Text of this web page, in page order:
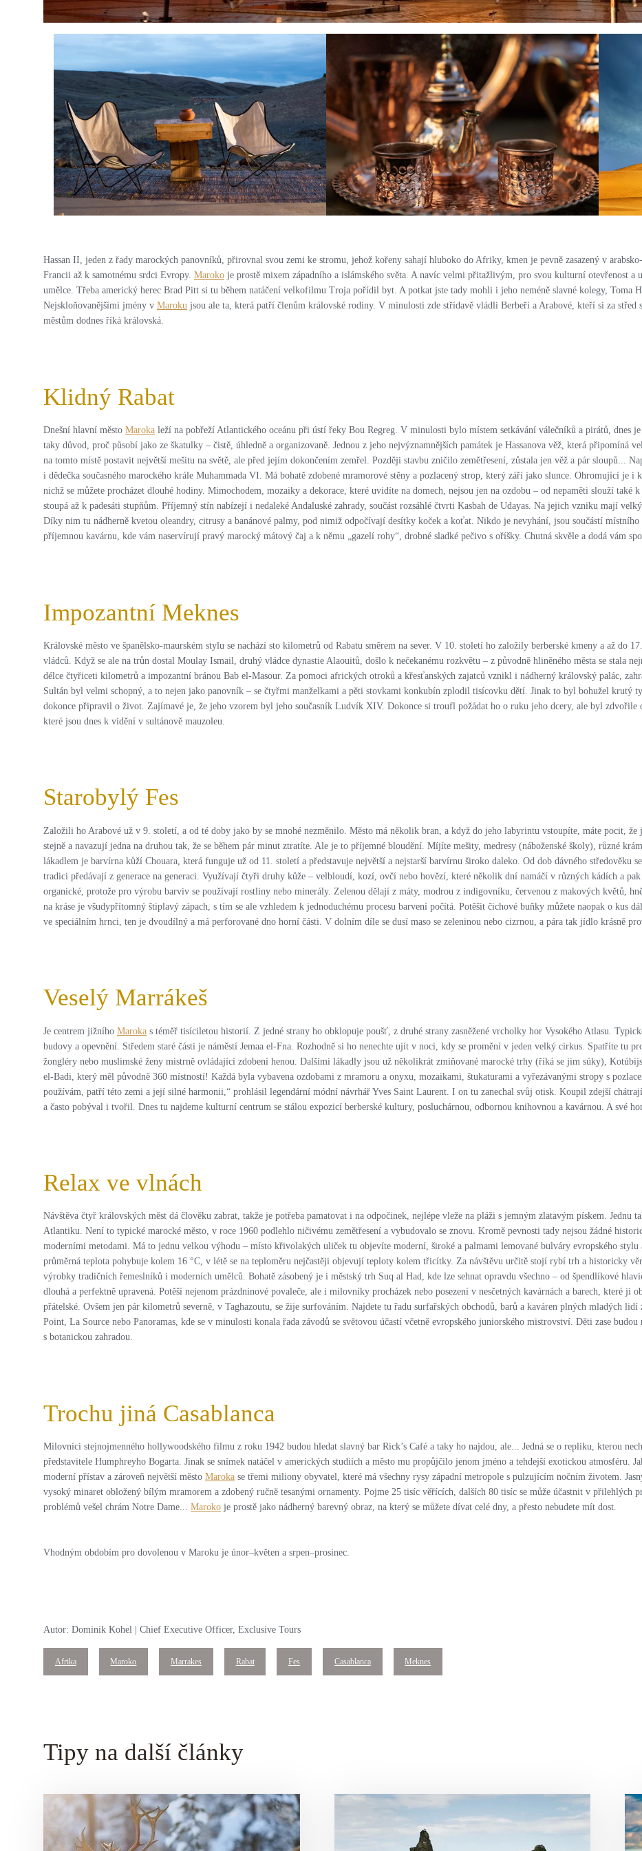
PRO ZVĚTŠENÍ KLIKNI PRO ZVĚTŠENÍ KLIKNI
Hassan II, jeden z řady marockých panovníků, přirovnal svou zemi ke stromu, jehož kořeny sahají hluboko do Afriky, kmen je pevně zasazený v
Francii až k samotnému srdci Evropy. Maroko je prostě mixem západního a islámského světa. A navíc velmi přitažlivým, pro svou kulturní otevřenost a
umělce. Třeba americký herec Brad Pitt si tu během natáčení velkofilmu Troja pořídil byt. A potkat jste tady mohli i jeho neméně slavné kolegy, Toma
Nejskloňovanějšími jmény v Maroku jsou ale ta, která patří členům královské rodiny. V minulosti zde střídavě vládli Berbeři a Arabové, kteří si za střed
městům dodnes říká královská.
Klidný Rabat
Dnešní hlavní město Maroka leží na pobřeží Atlantického oceánu při ústí řeky Bou Regreg. V minulosti bylo místem setkávání válečníků a pirátů, dnes
taky důvod, proč působí jako ze škatulky – čistě, úhledně a organizovaně. Jednou z jeho nejvýznamnějších památek je Hassanova věž, která připomíná
na tomto místě postavit největší mešitu na světě, ale před jejím dokončením zemřel. Později stavbu zničilo zemětřesení, zůstala jen věž a pár sloupů...
i dědečka současného marockého krále Muhammada VI. Má bohatě zdobené mramorové stěny a pozlacený strop, který září jako slunce. Ohromující je
nichž se můžete procházet dlouhé hodiny. Mimochodem, mozaiky a dekorace, které uvidíte na domech, nejsou jen na ozdobu – od nepaměti slouží
stoupá až k padesáti stupňům. Příjemný stín nabízejí i nedaleké Andaluské zahrady, součást rozsáhlé čtvrti Kasbah de Udayas. Na jejich vzniku mají
Díky nim tu nádherně kvetou oleandry, citrusy a banánové palmy, pod nimiž odpočívají desítky koček a koťat. Nikdo je nevyhání, jsou součástí
příjemnou kavárnu, kde vám naservírují pravý marocký mátový čaj a k němu „gazelí rohy“, drobné sladké pečivo s oříšky. Chutná skvěle a dodá vám
Impozantní Meknes
Královské město ve španělsko-maurském stylu se nachází sto kilometrů od Rabatu směrem na sever. V 10. století ho založily berberské kmeny a až do
vládců. Když se ale na trůn dostal Moulay Ismail, druhý vládce dynastie Alaouitů, došlo k nečekanému rozkvětu – z původně hliněného města se stala
délce čtyřiceti kilometrů a impozantní bránou Bab el-Masour. Za pomoci afrických otroků a křesťanských zajatců vznikl i nádherný královský palác,
Sultán byl velmi schopný, a to nejen jako panovník – se čtyřmi manželkami a pěti stovkami konkubín zplodil tisícovku dětí. Jinak to byl bohužel krutý
dokonce připravil o život. Zajímavé je, že jeho vzorem byl jeho současník Ludvík XIV. Dokonce si troufl požádat ho o ruku jeho dcery, ale byl zdvořile
které jsou dnes k vidění v sultánově mauzoleu.
Starobylý Fes
Založili ho Arabové už v 9. století, a od té doby jako by se mnohé nezměnilo. Město má několik bran, a když do jeho labyrintu vstoupíte, máte pocit,
stejně a navazují jedna na druhou tak, že se během pár minut ztratíte. Ale je to příjemné bloudění. Míjíte mešity, medresy (náboženské školy), různé
lákadlem je barvírna kůží Chouara, která funguje už od 11. století a představuje největší a nejstarší barvírnu široko daleko. Od dob dávného středověku
tradici předávají z generace na generaci. Využívají čtyři druhy kůže – velbloudí, kozí, ovčí nebo hovězí, které několik dní namáčí v různých kádích a
organické, protože pro výrobu barviv se používají rostliny nebo minerály. Zelenou dělají z máty, modrou z indigovníku, červenou z makových květů,
na kráse je všudypřítomný štiplavý zápach, s tím se ale vzhledem k jednoduchému procesu barvení počítá. Potěšit čichové buňky můžete naopak o kus
ve speciálním hrnci, ten je dvoudílný a má perforované dno horní části. V dolním díle se dusí maso se zeleninou nebo cizrnou, a pára tak jídlo krásně
Veselý Marrákeš
Je centrem jižního Maroka s téměř tisíciletou historií. Z jedné strany ho obklopuje poušť, z druhé strany zasněžené vrcholky hor Vysokého Atlasu.
budovy a opevnění. Středem staré části je náměstí Jemaa el-Fna. Rozhodně si ho nenechte ujít v noci, kdy se promění v jeden velký cirkus. Spatříte tu
žongléry nebo muslimské ženy mistrně ovládající zdobení henou. Dalšími lákadly jsou už několikrát zmiňované marocké trhy (říká se jim súky),
el-Badi, který měl původně 360 místností! Každá byla vybavena ozdobami z mramoru a onyxu, mozaikami, štukaturami a vyřezávanými stropy s
používám, patří této zemi a její silné harmonii,“ prohlásil legendární módní návrhář Yves Saint Laurent. I on tu zanechal svůj otisk. Koupil zdejší
a často pobýval i tvořil. Dnes tu najdeme kulturní centrum se stálou expozicí berberské kultury, posluchárnou, odbornou knihovnou a kavárnou. A své
Relax ve vlnách
Návštěva čtyř královských měst dá člověku zabrat, takže je potřeba pamatovat i na odpočinek, nejlépe vleže na pláži s jemným zlatavým pískem. Jednu
Atlantiku. Není to typické marocké město, v roce 1960 podlehlo ničivému zemětřesení a vybudovalo se znovu. Kromě pevnosti tady nejsou žádné
moderními metodami. Má to jednu velkou výhodu – místo křivolakých uliček tu objevíte moderní, široké a palmami lemované bulváry evropského
průměrná teplota pohybuje kolem 16 °C, v létě se na teploměru nejčastěji objevují teploty kolem třicítky. Za návštěvu určitě stojí rybí trh a historicky
výrobky tradičních řemeslníků i moderních umělců. Bohatě zásobený je i městský trh Suq al Had, kde lze sehnat opravdu všechno – od špendlíkové
dlouhá a perfektně upravená. Potěší nejenom prázdninové povaleče, ale i milovníky procházek nebo posezení v nesčetných kavárnách a barech, které
přátelské. Ovšem jen pár kilometrů severně, v Taghazoutu, se žije surfováním. Najdete tu řadu surfařských obchodů, barů a kaváren plných mladých
Point, La Source nebo Panoramas, kde se v minulosti konala řada závodů se světovou účastí včetně evropského juniorského mistrovství. Děti zase
s botanickou zahradou.
Trochu jiná Casablanca
Milovníci stejnojmenného hollywoodského filmu z roku 1942 budou hledat slavný bar Rick’s Café a taky ho najdou, ale... Jedná se o repliku, kterou
představitele Humphreyho Bogarta. Jinak se snímek natáčel v amerických studiích a město mu propůjčilo jenom jméno a tehdejší exotickou atmosféru.
moderní přístav a zároveň největší město Maroka se třemi miliony obyvatel, které má všechny rysy západní metropole s pulzujícím nočním životem.
vysoký minaret obložený bílým mramorem a zdobený ručně tesanými ornamenty. Pojme 25 tisíc věřících, dalších 80 tisíc se může účastnit v přilehlých
problémů vešel chrám Notre Dame... Maroko je prostě jako nádherný barevný obraz, na který se můžete dívat celé dny, a přesto nebudete mít dost.
Vhodným obdobím pro dovolenou v Maroku je únor–květen a srpen–prosinec.
Autor: Dominik Kohel | Chief Executive Officer, Exclusive Tours
Afrika Maroko Marrakes Rabat Fes Casablanca Meknes
Tipy na další články